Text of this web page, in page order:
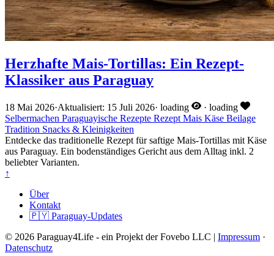
Herzhafte Mais-Tortillas: Ein Rezept-
Klassiker aus Paraguay
18 Mai 2026·Aktualisiert: 15 Juli 2026· loading · loading
Selbermachen Paraguayische Rezepte Rezept Mais Käse Beilage
Tradition Snacks & Kleinigkeiten
Entdecke das traditionelle Rezept für saftige Mais-Tortillas mit Käse
aus Paraguay. Ein bodenständiges Gericht aus dem Alltag inkl. 2
beliebter Varianten.
↑
Über
Kontakt
🇵🇾 Paraguay-Updates
© 2026 Paraguay4Life - ein Projekt der Fovebo LLC | Impressum ·
Datenschutz